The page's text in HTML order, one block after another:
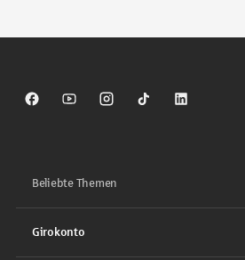
Sparkasse auf Facebook
Sparkasse auf Youtube
Sparkasse auf Instagram
Sparkasse auf
Sparkasse
Beliebte Themen
Girokonto